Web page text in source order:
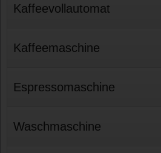
Kaffeevollautomat
Kaffeemaschine
Espressomaschine
Waschmaschine